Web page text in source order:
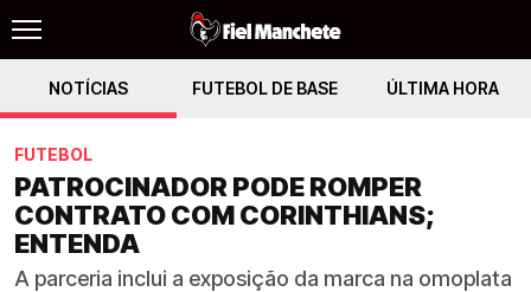
NOTÍCIAS FUTEBOL DE BASE ÚLTIMA HORA
FUTEBOL
PATROCINADOR PODE ROMPER
CONTRATO COM CORINTHIANS;
ENTENDA
A parceria inclui a exposição da marca na omoplata